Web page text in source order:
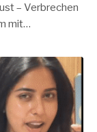
– Verbrechen
mit…